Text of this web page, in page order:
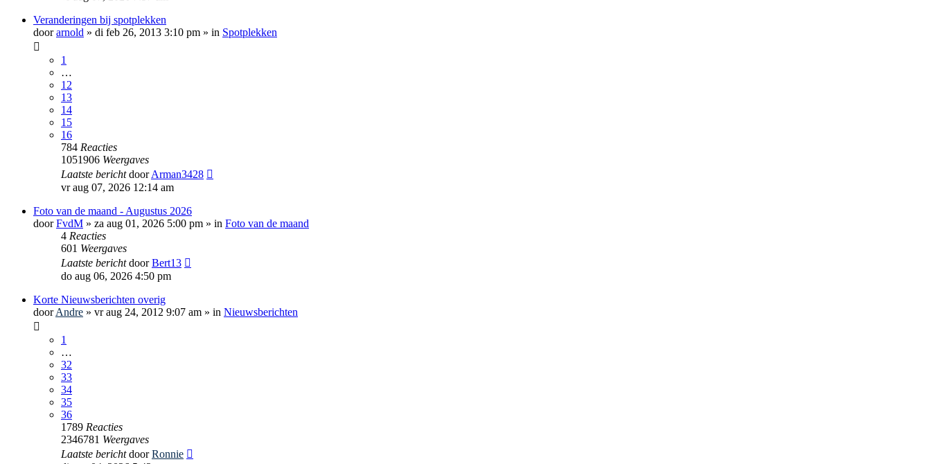
Veranderingen bij spotplekken
doorarnold » di feb 26, 2013 3:10 pm » in Spotplekken
1
…
12
13
14
15
16
784 Reacties
1051906 Weergaves
Laatste berichtdoorArman3428
vr aug 07, 2026 12:14 am
Foto van de maand - Augustus 2026
doorFvdM » za aug 01, 2026 5:00 pm » in Foto van de maand
4 Reacties
601 Weergaves
Laatste berichtdoorBert13
do aug 06, 2026 4:50 pm
Korte Nieuwsberichten overig
doorAndre » vr aug 24, 2012 9:07 am » in Nieuwsberichten
1
…
32
33
34
35
36
1789 Reacties
2346781 Weergaves
Laatste berichtdoorRonnie